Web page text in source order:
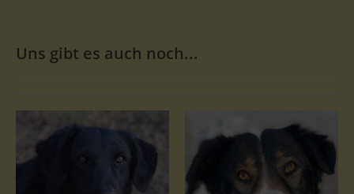
Uns gibt es auch noch...